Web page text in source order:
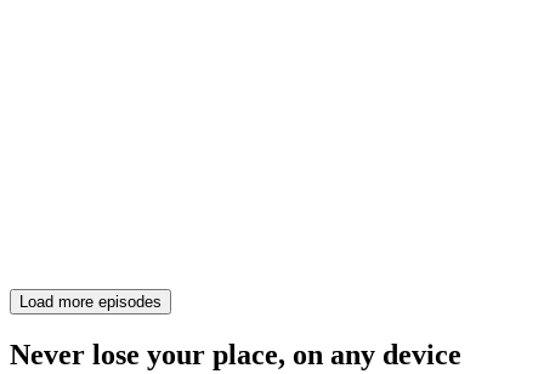
Load more episodes
Never lose your place, on any device